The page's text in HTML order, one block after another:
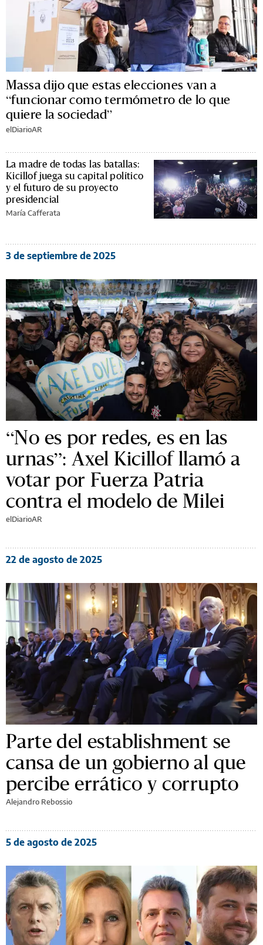
Massa dijo que estas elecciones van a
“funcionar como termómetro de lo que
quiere la sociedad”
elDiarioAR
La madre de todas las batallas:
Kicillof juega su capital político
y el futuro de su proyecto
presidencial
María Cafferata
3 de septiembre de 2025
“No es por redes, es en las
urnas”: Axel Kicillof llamó a
votar por Fuerza Patria
contra el modelo de Milei
elDiarioAR
22 de agosto de 2025
Parte del establishment se
cansa de un gobierno al que
percibe errático y corrupto
Alejandro Rebossio
5 de agosto de 2025